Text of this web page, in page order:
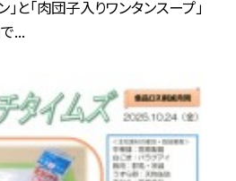
と「肉団子入りワンタンスープ」
...